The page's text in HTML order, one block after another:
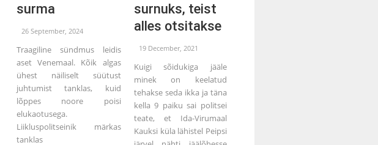
surma
26 September, 2024
Traagiline sündmus leidis
aset Venemaal. Kõik algas
ühest näiliselt süütust
juhtumist tanklas, kuid
lõppes noore poisi
elukaotusega.
Liikluspolitseinik märkas
tanklas
surnuks, teist
alles otsitakse
19 December, 2021
Kuigi sõidukiga jääle
minek on keelatud
tehakse seda ikka ja täna
kella 9 paiku sai politsei
teate, et Ida-Virumaal
Kauksi küla lähistel Peipsi